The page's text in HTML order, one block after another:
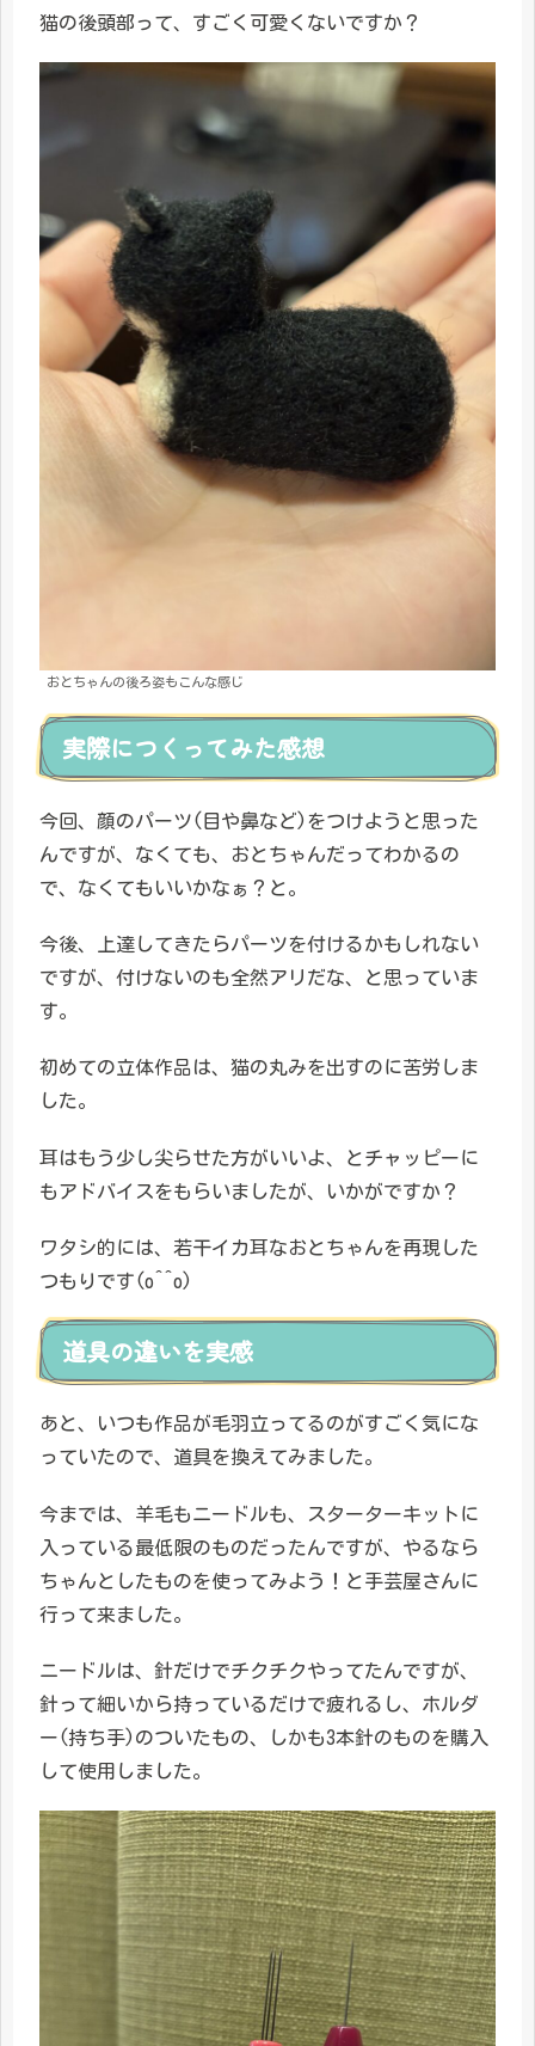
猫の後頭部って、すごく可愛くないですか？
おとちゃんの後ろ姿もこんな感じ
実際につくってみた感想
今回、顔のパーツ(目や鼻など)をつけようと思った
んですが、なくても、おとちゃんだってわかるの
で、なくてもいいかなぁ？と。
今後、上達してきたらパーツを付けるかもしれない
ですが、付けないのも全然アリだな、と思っていま
す。
初めての立体作品は、猫の丸みを出すのに苦労しま
した。
耳はもう少し尖らせた方がいいよ、とチャッピーに
もアドバイスをもらいましたが、いかがですか？
ワタシ的には、若干イカ耳なおとちゃんを再現した
つもりです(o^^o)
道具の違いを実感
あと、いつも作品が毛羽立ってるのがすごく気にな
っていたので、道具を換えてみました。
今までは、羊毛もニードルも、スターターキットに
入っている最低限のものだったんですが、やるなら
ちゃんとしたものを使ってみよう！と手芸屋さんに
行って来ました。
ニードルは、針だけでチクチクやってたんですが、
針って細いから持っているだけで疲れるし、ホルダ
ー(持ち手)のついたもの、しかも3本針のものを購入
して使用しました。